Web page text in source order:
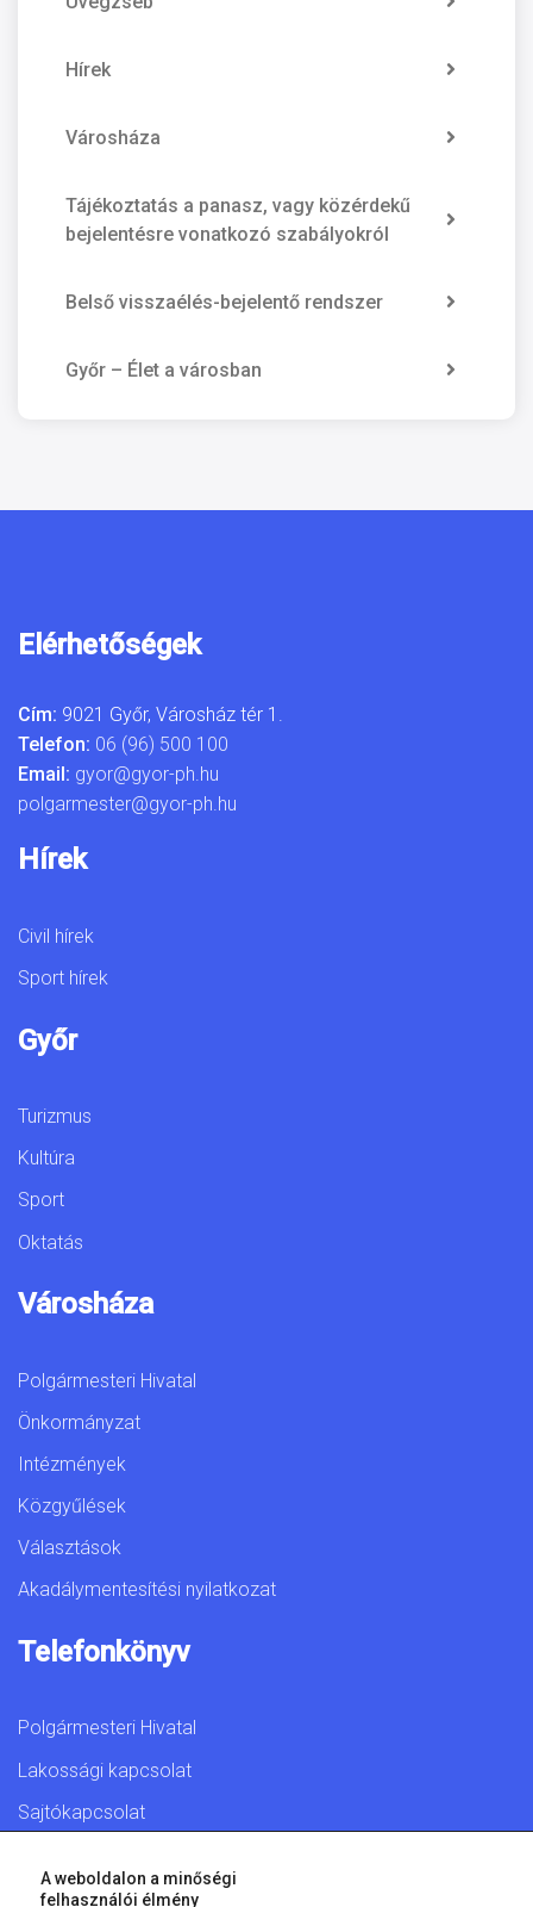
Hírek
Városháza
Tájékoztatás a panasz, vagy közérdekű
bejelentésre vonatkozó szabályokról
Belső visszaélés-bejelentő rendszer
Győr – Élet a városban
Elérhetőségek
Cím: 9021 Győr, Városház tér 1.
Telefon: 06 (96) 500 100
Email: gyor@gyor-ph.hu
polgarmester@gyor-ph.hu
Hírek
Civil hírek
Sport hírek
Győr
Turizmus
Kultúra
Sport
Oktatás
Városháza
Polgármesteri Hivatal
Önkormányzat
Intézmények
Közgyűlések
Választások
Akadálymentesítési nyilatkozat
Telefonkönyv
Polgármesteri Hivatal
Lakossági kapcsolat
Sajtókapcsolat
A weboldalon a minőségi
felhasználói élmény